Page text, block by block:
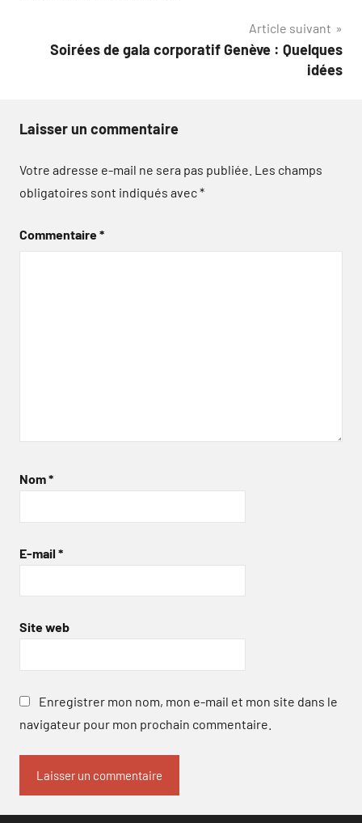
Article suivant
Soirées de gala corporatif Genève : Quelques
idées
Laisser un commentaire
Votre adresse e-mail ne sera pas publiée. Les champs
obligatoires sont indiqués avec*
Commentaire*
Nom*
E-mail *
Site web
Enregistrer mon nom, mon e-mail et mon site dans le
navigateur pour mon prochain commentaire.